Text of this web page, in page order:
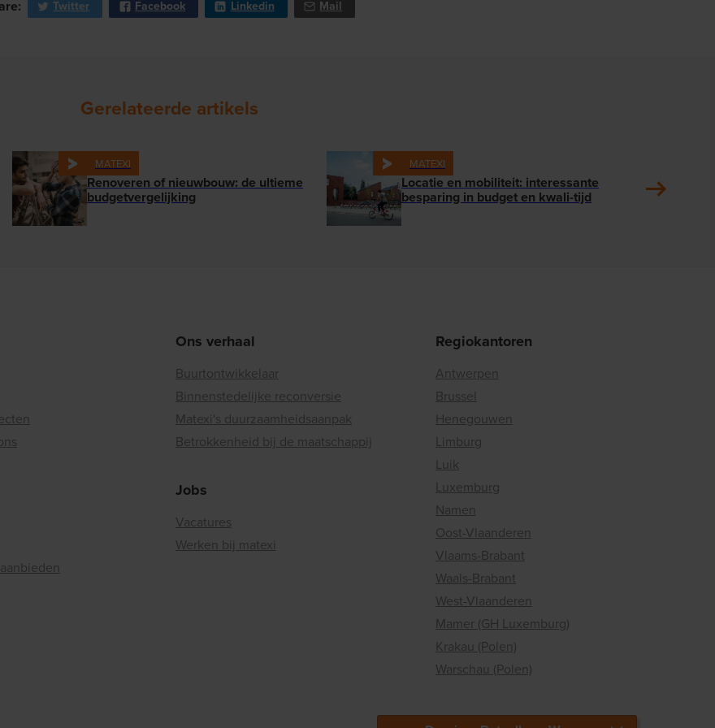
Twitter Facebook Linkedin Mail
Gerelateerde artikels
MATEXI
Renoveren of nieuwbouw: de ultieme
budgetvergelijking
MATEXI
Locatie en mobiliteit: interessante
besparing in budget en kwali-tijd
Ons verhaal
Buurtontwikkelaar
Binnenstedelijke reconversie
Matexi's duurzaamheidsaanpak
Betrokkenheid bij de maatschappij
Jobs
Vacatures
Werken bij matexi
Regiokantoren
Antwerpen
Brussel
Henegouwen
Limburg
Luik
Luxemburg
Namen
Oost-Vlaanderen
Vlaams-Brabant
Waals-Brabant
West-Vlaanderen
Mamer (GH Luxemburg)
Krakau (Polen)
Warschau (Polen)